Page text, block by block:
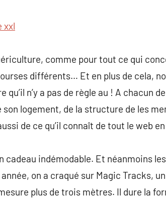
xxl
comme pour tout ce qui
différents… Et en plus de cela,
n’y a pas de règle au ! A chacun
logement, de la structure de les
de ce qu’il connaît de tout le web
cadeau indémodable. Et néanmoins
on a craqué sur Magic Tracks,
plus de trois mètres. Il dure la